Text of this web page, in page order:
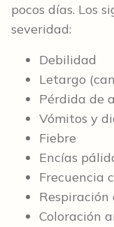
pocos días. Los
severidad:
Debilidad
Letargo
Pérdida de
Vómitos y
Fiebre
Encías
Frecuencia
Respiración
Coloración